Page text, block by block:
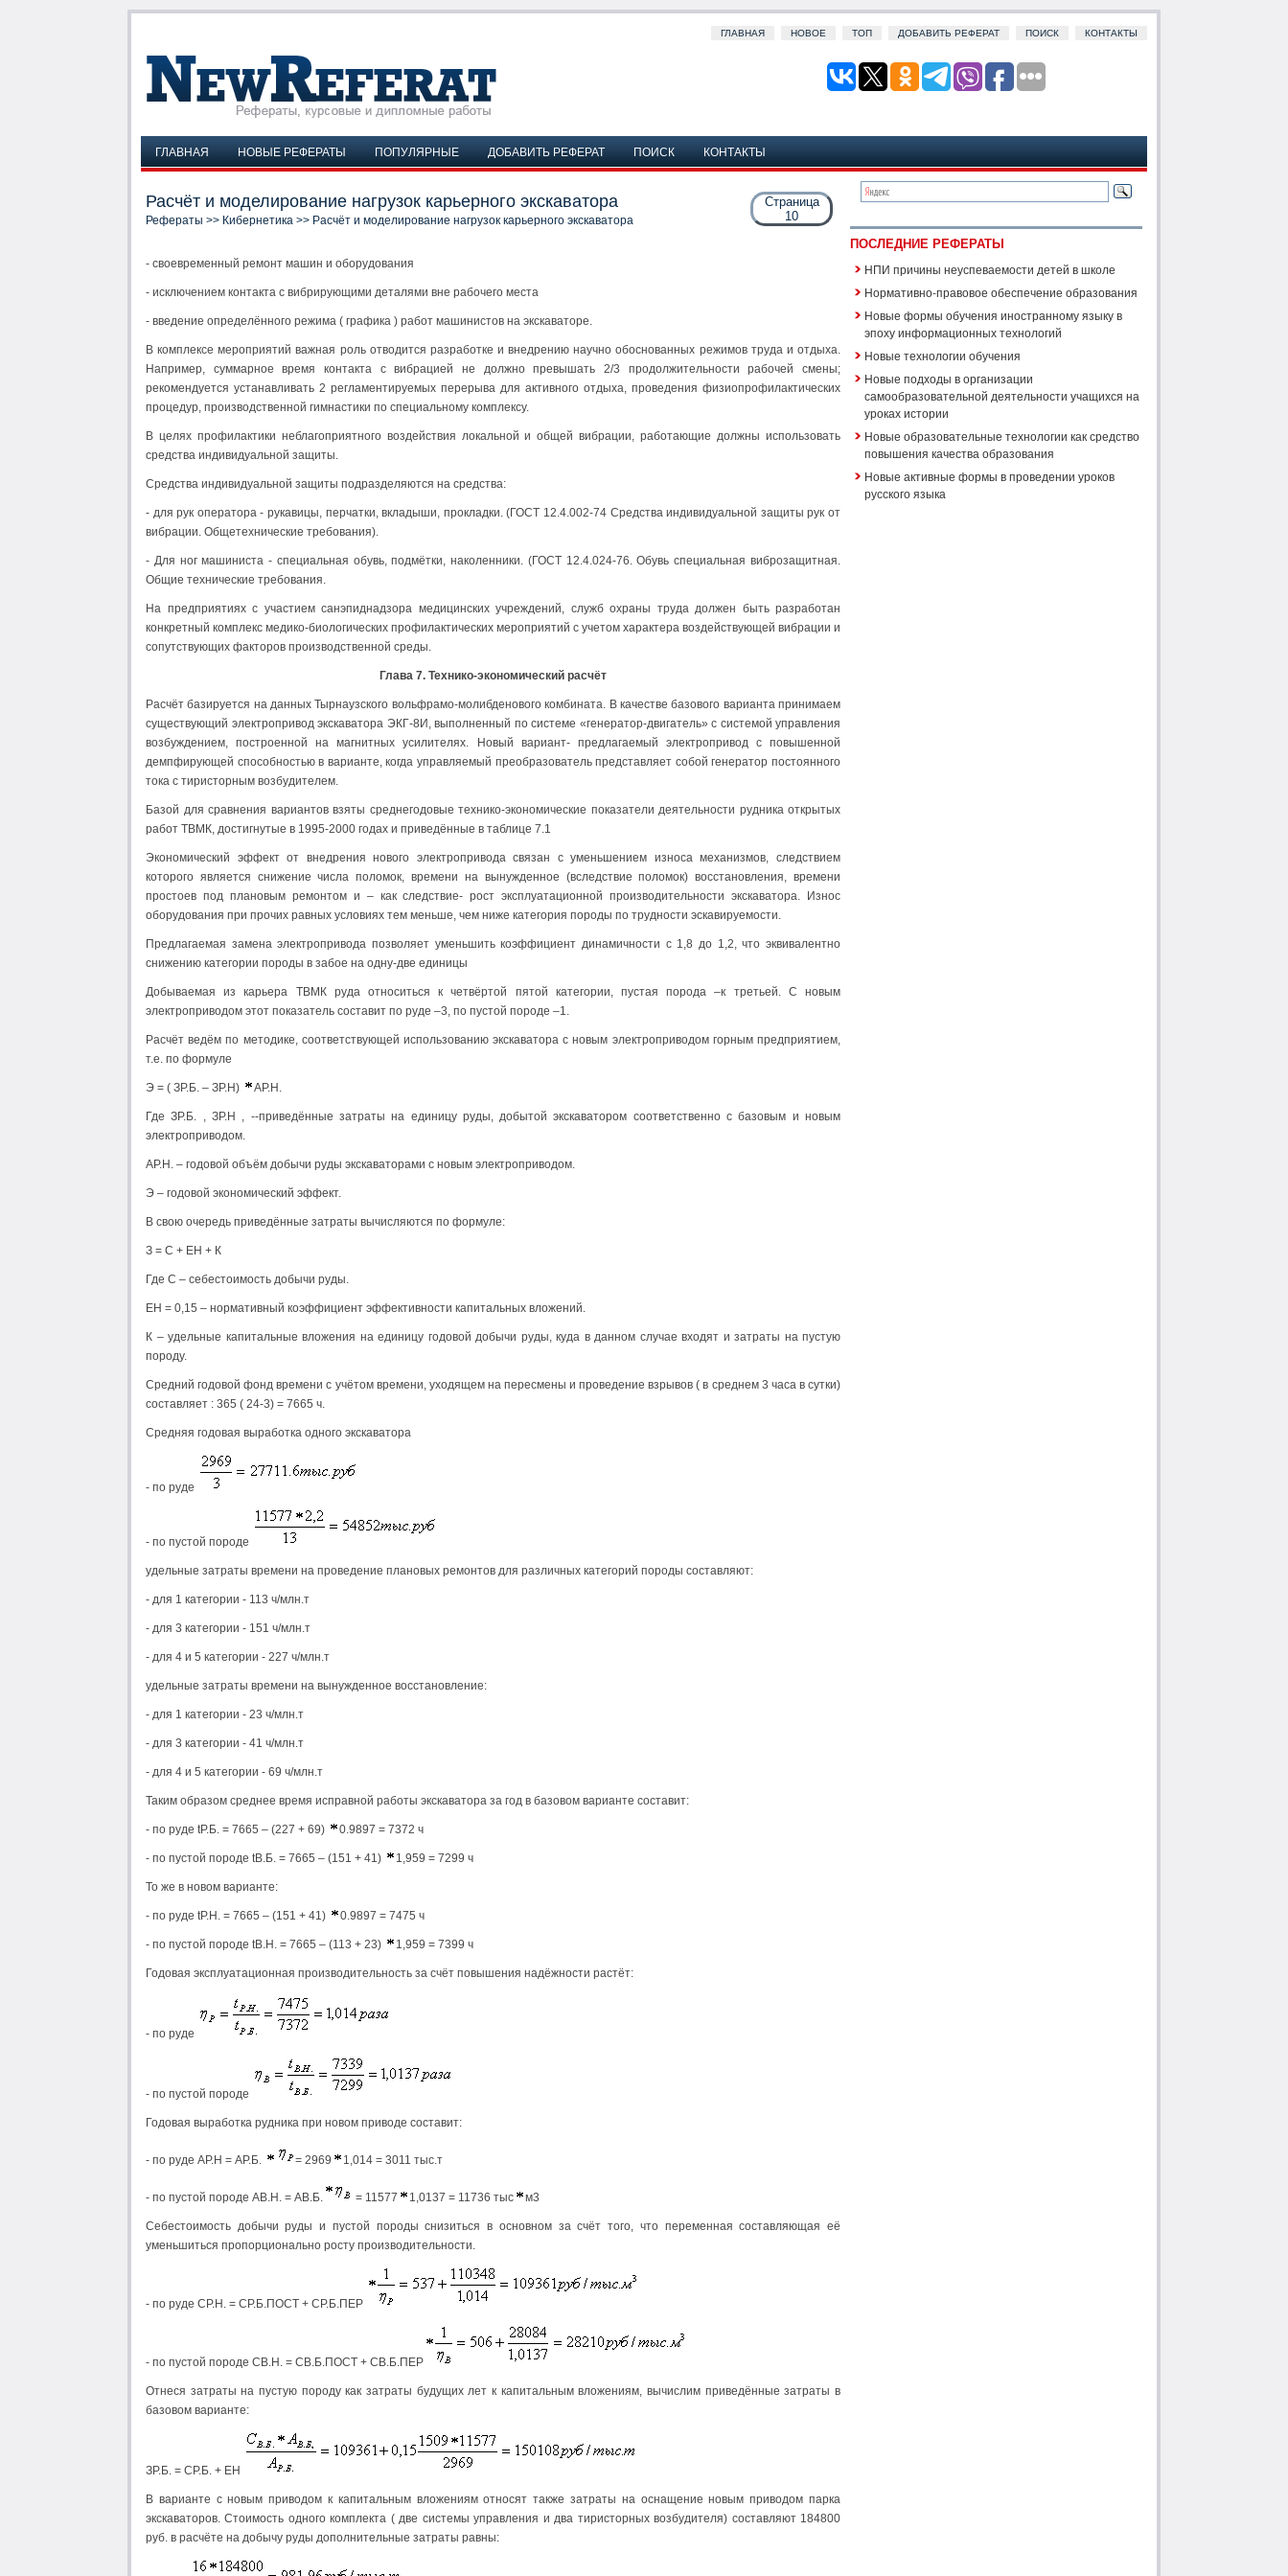
ГЛАВНАЯ НОВОЕ ТОП ДОБАВИТЬ РЕФЕРАТ ПОИСК КОНТАКТЫ
ГЛАВНАЯ НОВЫЕ РЕФЕРАТЫ ПОПУЛЯРНЫЕ ДОБАВИТЬ РЕФЕРАТ ПОИСК КОНТАКТЫ
Страница
10
Расчёт и моделирование нагрузок карьерного экскаватора
Рефераты >> Кибернетика >> Расчёт и моделирование нагрузок карьерного экскаватора
- своевременный ремонт машин и оборудования
- исключением контакта с вибрирующими деталями вне рабочего места
- введение определённого режима ( графика ) работ машинистов на экскаваторе.
В комплексе мероприятий важная роль отводится разработке и внедрению научно обоснованных режимов труда и отдыха.
Например, суммарное время контакта с вибрацией не должно превышать 2/3 продолжительности рабочей смены;
рекомендуется устанавливать 2 регламентируемых перерыва для активного отдыха, проведения физиопрофилактических
процедур, производственной гимнастики по специальному комплексу.
В целях профилактики неблагоприятного воздействия локальной и общей вибрации, работающие должны использовать
средства индивидуальной защиты.
Средства индивидуальной защиты подразделяются на средства:
- для рук оператора - рукавицы, перчатки, вкладыши, прокладки. (ГОСТ 12.4.002-74 Средства индивидуальной защиты рук от
вибрации. Общетехнические требования).
- Для ног машиниста - специальная обувь, подмётки, наколенники. (ГОСТ 12.4.024-76. Обувь специальная виброзащитная.
Общие технические требования.
На предприятиях с участием санэпиднадзора медицинских учреждений, служб охраны труда должен быть разработан
конкретный комплекс медико-биологических профилактических мероприятий с учетом характера воздействующей вибрации и
сопутствующих факторов производственной среды.
Глава 7. Технико-экономический расчёт
Расчёт базируется на данных Тырнаузского вольфрамо-молибденового комбината. В качестве базового варианта принимаем
существующий электропривод экскаватора ЭКГ-8И, выполненный по системе «генератор-двигатель» с системой управления
возбуждением, построенной на магнитных усилителях. Новый вариант- предлагаемый электропривод с повышенной
демпфирующей способностью в варианте, когда управляемый преобразователь представляет собой генератор постоянного
тока с тиристорным возбудителем.
Базой для сравнения вариантов взяты среднегодовые технико-экономические показатели деятельности рудника открытых
работ ТВМК, достигнутые в 1995-2000 годах и приведённые в таблице 7.1
Экономический эффект от внедрения нового электропривода связан с уменьшением износа механизмов, следствием
которого является снижение числа поломок, времени на вынужденное (вследствие поломок) восстановления, времени
простоев под плановым ремонтом и – как следствие- рост эксплуатационной производительности экскаватора. Износ
оборудования при прочих равных условиях тем меньше, чем ниже категория породы по трудности эскавируемости.
Предлагаемая замена электропривода позволяет уменьшить коэффициент динамичности с 1,8 до 1,2, что эквивалентно
снижению категории породы в забое на одну-две единицы
Добываемая из карьера ТВМК руда относиться к четвёртой пятой категории, пустая порода –к третьей. С новым
электроприводом этот показатель составит по руде –3, по пустой породе –1.
Расчёт ведём по методике, соответствующей использованию экскаватора с новым электроприводом горным предприятием,
т.е. по формуле
Э = ( ЗР.Б. – ЗР.Н) АР.Н.
Где ЗР.Б. , ЗР.Н , --приведённые затраты на единицу руды, добытой экскаватором соответственно с базовым и новым
электроприводом.
АР.Н. – годовой объём добычи руды экскаваторами с новым электроприводом.
Э – годовой экономический эффект.
В свою очередь приведённые затраты вычисляются по формуле:
З = С + ЕН + К
Где С – себестоимость добычи руды.
ЕН = 0,15 – нормативный коэффициент эффективности капитальных вложений.
К – удельные капитальные вложения на единицу годовой добычи руды, куда в данном случае входят и затраты на пустую
породу.
Средний годовой фонд времени с учётом времени, уходящем на пересмены и проведение взрывов ( в среднем 3 часа в сутки)
составляет : 365 ( 24-3) = 7665 ч.
Средняя годовая выработка одного экскаватора
- по руде
- по пустой породе
удельные затраты времени на проведение плановых ремонтов для различных категорий породы составляют:
- для 1 категории - 113 ч/млн.т
- для 3 категории - 151 ч/млн.т
- для 4 и 5 категории - 227 ч/млн.т
удельные затраты времени на вынужденное восстановление:
- для 1 категории - 23 ч/млн.т
- для 3 категории - 41 ч/млн.т
- для 4 и 5 категории - 69 ч/млн.т
Таким образом среднее время исправной работы экскаватора за год в базовом варианте составит:
- по руде tР.Б. = 7665 – (227 + 69) 0.9897 = 7372 ч
- по пустой породе tВ.Б. = 7665 – (151 + 41) 1,959 = 7299 ч
То же в новом варианте:
- по руде tР.Н. = 7665 – (151 + 41) 0.9897 = 7475 ч
- по пустой породе tВ.Н. = 7665 – (113 + 23) 1,959 = 7399 ч
Годовая эксплуатационная производительность за счёт повышения надёжности растёт:
- по руде
- по пустой породе
Годовая выработка рудника при новом приводе составит:
- по руде АР.Н = АР.Б. = 2969 1,014 = 3011 тыс.т
- по пустой породе АВ.Н. = АВ.Б. = 11577 1,0137 = 11736 тыс м3
Себестоимость добычи руды и пустой породы снизиться в основном за счёт того, что переменная составляющая её
уменьшиться пропорционально росту производительности.
- по руде СР.Н. = СР.Б.ПОСТ + СР.Б.ПЕР
- по пустой породе СВ.Н. = СВ.Б.ПОСТ + СВ.Б.ПЕР
Отнеся затраты на пустую породу как затраты будущих лет к капитальным вложениям, вычислим приведённые затраты в
базовом варианте:
ЗР.Б. = СР.Б. + ЕН
В варианте с новым приводом к капитальным вложениям относят также затраты на оснащение новым приводом парка
экскаваторов. Стоимость одного комплекта ( две системы управления и два тиристорных возбудителя) составляют 184800
руб. в расчёте на добычу руды дополнительные затраты равны:
ПОСЛЕДНИЕ РЕФЕРАТЫ
НПИ причины неуспеваемости детей в школе
Нормативно-правовое обеспечение образования
Новые формы обучения иностранному языку в
эпоху информационных технологий
Новые технологии обучения
Новые подходы в организации
самообразовательной деятельности учащихся на
уроках истории
Новые образовательные технологии как средство
повышения качества образования
Новые активные формы в проведении уроков
русского языка